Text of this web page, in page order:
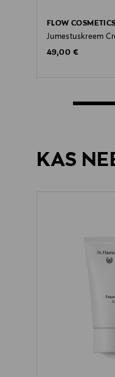
FLOW COSMETICS
Jumestuskreem
Original Price
49,00 €
KAS